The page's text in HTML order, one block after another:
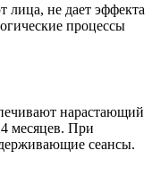
лица, не дает эффекта
процессы
нарастающий
месяцев. При
сеансы.